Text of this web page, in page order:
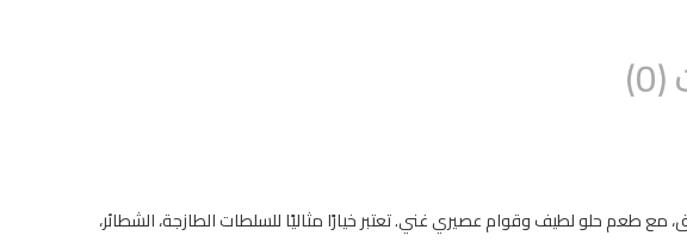
مع طعم حلو لطيف وقوام عصيري غني. تعتبر خيارًا مثاليًا للسلطات الطازجة، الشطائر،